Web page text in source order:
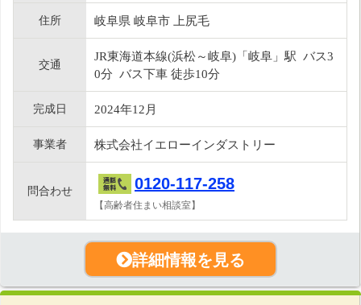
住所 岐阜県 岐阜市 上尻毛
交通
JR東海道本線(浜松～岐阜)「岐阜」駅 バス3
0分 バス下車 徒歩10分
完成日 2024年12月
事業者 株式会社イエローインダストリー
問合わせ 0120-117-258
【高齢者住まい相談室】
詳細情報を見る